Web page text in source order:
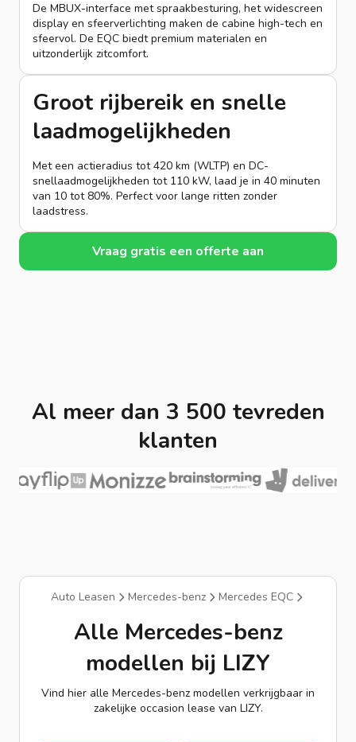
De MBUX-interface met spraakbesturing, het widescreen
display en sfeerverlichting maken de cabine high-tech en
sfeervol. De EQC biedt premium materialen en
uitzonderlijk zitcomfort.
Groot rijbereik en snelle
laadmogelijkheden
Met een actieradius tot 420 km (WLTP) en DC-
snellaadmogelijkheden tot 110 kW, laad je in 40 minuten
van 10 tot 80%. Perfect voor lange ritten zonder
laadstress.
Vraag gratis een offerte aan
Al meer dan 3 500 tevreden
klanten
Auto Leasen Mercedes-benz Mercedes EQC
Alle Mercedes-benz
modellen bij LIZY
Vind hier alle Mercedes-benz modellen verkrijgbaar in
zakelijke occasion lease van LIZY.